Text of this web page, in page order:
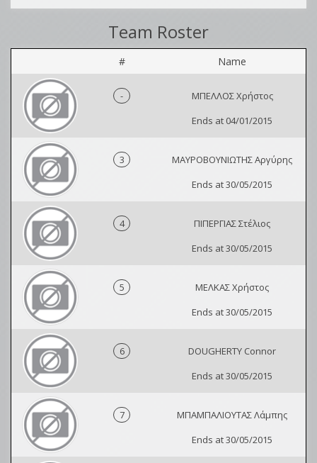
Team Roster
# Name
-
ΜΠΕΛΛΟΣ Χρήστος
Ends at 04/01/2015
3
ΜΑΥΡΟΒΟΥΝΙΩΤΗΣ Αργύρης
Ends at 30/05/2015
4
ΠΙΠΕΡΓΙΑΣ Στέλιος
Ends at 30/05/2015
5
ΜΕΛΚΑΣ Χρήστος
Ends at 30/05/2015
6
DOUGHERTY Connor
Ends at 30/05/2015
7
ΜΠΑΜΠΑΛΙΟΥΤΑΣ Λάμπης
Ends at 30/05/2015